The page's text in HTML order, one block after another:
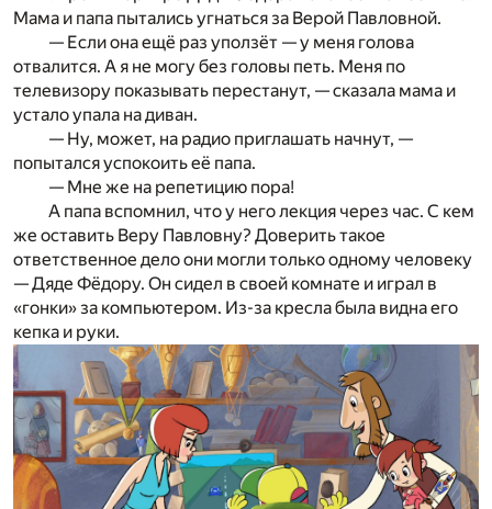
Мама и папа пытались угнаться за Верой Павловной.
— Если она ещё раз уползёт — у меня голова
отвалится. А я не могу без головы петь. Меня по
телевизору показывать перестанут, — сказала мама и
устало упала на диван.
— Ну, может, на радио приглашать начнут, —
попытался успокоить её папа.
— Мне же на репетицию пора!
А папа вспомнил, что у него лекция через час. С кем
же оставить Веру Павловну? Доверить такое
ответственное дело они могли только одному человеку
— Дяде Фёдору. Он сидел в своей комнате и играл в
«гонки» за компьютером. Из-за кресла была видна его
кепка и руки.